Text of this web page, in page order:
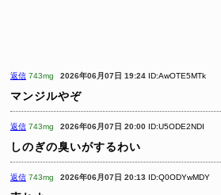
返信 743mg 2026年06月07日 19:24 ID:AwOTE5MTk
マンジルやぞ
返信 743mg 2026年06月07日 20:00 ID:U5ODE2NDI
しのぎの臭いがするわい
返信 743mg 2026年06月07日 20:13 ID:Q0ODYwMDY